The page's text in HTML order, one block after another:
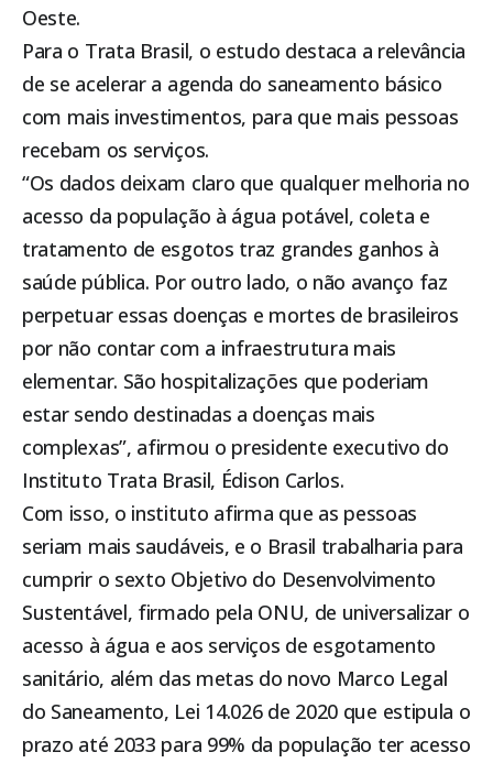
Oeste.
Para o Trata Brasil, o estudo destaca a relevância
de se acelerar a agenda do saneamento básico
com mais investimentos, para que mais pessoas
recebam os serviços.
“Os dados deixam claro que qualquer melhoria no
acesso da população à água potável, coleta e
tratamento de esgotos traz grandes ganhos à
saúde pública. Por outro lado, o não avanço faz
perpetuar essas doenças e mortes de brasileiros
por não contar com a infraestrutura mais
elementar. São hospitalizações que poderiam
estar sendo destinadas a doenças mais
complexas”, afirmou o presidente executivo do
Instituto Trata Brasil, Édison Carlos.
Com isso, o instituto afirma que as pessoas
seriam mais saudáveis, e o Brasil trabalharia para
cumprir o sexto Objetivo do Desenvolvimento
Sustentável, firmado pela ONU, de universalizar o
acesso à água e aos serviços de esgotamento
sanitário, além das metas do novo Marco Legal
do Saneamento, Lei 14.026 de 2020 que estipula o
prazo até 2033 para 99% da população ter acesso